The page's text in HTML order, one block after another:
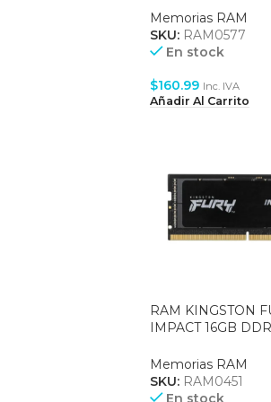
Memorias RAM
SKU: RAM0577
En stock
$160.99 Inc. IVA
Añadir Al Carrito
RAM KINGSTON
IMPACT 16GB
(KF548S38IB/16)
Memorias RAM
SKU: RAM0451
En stock